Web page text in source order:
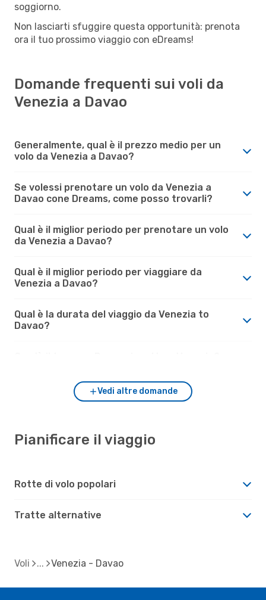
soggiorno.
Non lasciarti sfuggire questa opportunità: prenota
ora il tuo prossimo viaggio con eDreams!
Domande frequenti sui voli da
Venezia a Davao
Generalmente, qual è il prezzo medio per un
volo da Venezia a Davao?
Se volessi prenotare un volo da Venezia a
Davao cone Dreams, come posso trovarli?
Qual è il miglior periodo per prenotare un volo
da Venezia a Davao?
Qual è il miglior periodo per viaggiare da
Venezia a Davao?
Qual è la durata del viaggio da Venezia to
Davao?
Vedi altre domande
Pianificare il viaggio
Rotte di volo popolari
Tratte alternative
Voli Venezia - Davao